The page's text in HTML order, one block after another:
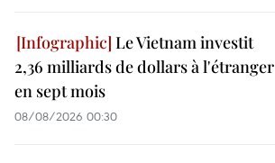
Le Vietnam investit
2,36 milliards de dollars à l'étranger
en sept mois
08/08/2026 00:30